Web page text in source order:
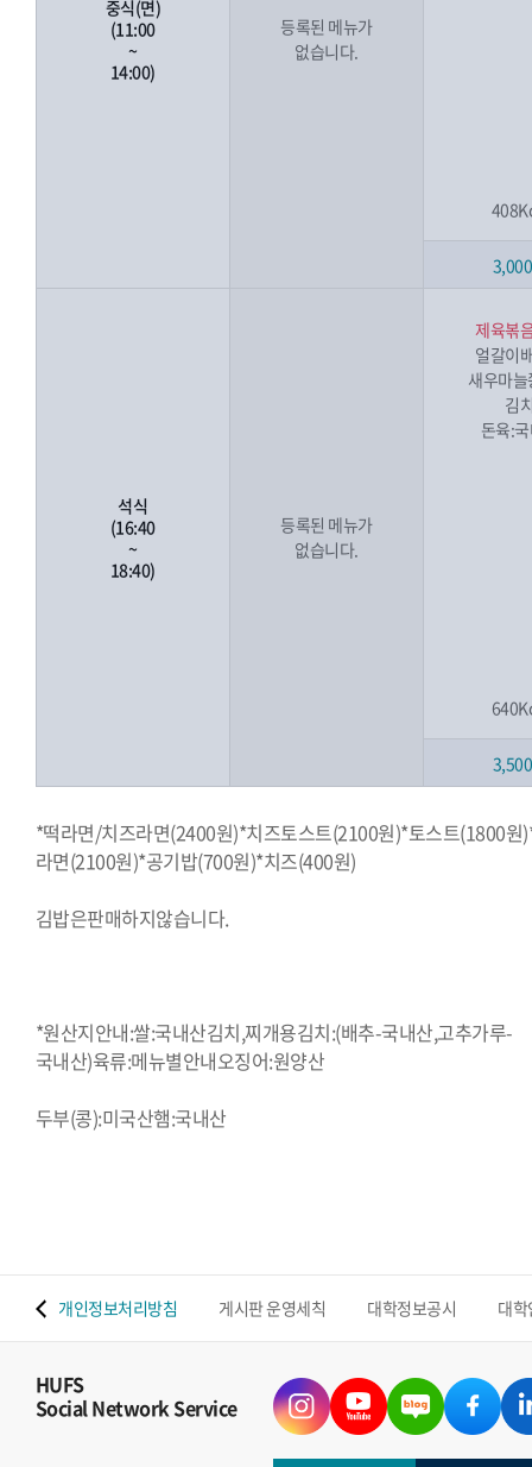
중식(면)
(11:00
~
14:00)
등록된 메뉴가
없습니다.
석식
(16:40
~
18:40)
등록된 메뉴가
없습니다.
제육볶
얼갈이
새우마
김
돈육:
*떡라면/치즈라면(2400원)*치즈토스트(2100원)*토스트(1800원
라면(2100원)*공기밥(700원)*치즈(400원)
김밥은판매하지않습니다.
*원산지안내:쌀:국내산김치,찌개용김치:(배추-국내산,고추가루-
국내산)육류:메뉴별안내오징어:원양산
두부(콩):미국산햄:국내산
개인정보처리방침 게시판 운영세칙 대학정보공시 대
HUFS
Social Network Service